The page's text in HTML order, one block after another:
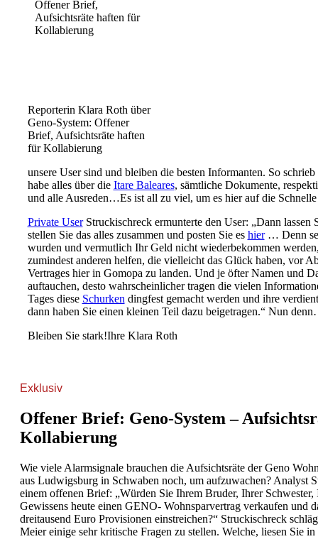
Reporterin Klara Roth über
Geno-System: Offener
Brief, Aufsichtsräte haften
für Kollabierung
unsere User sind und bleiben die besten Informanten. So
habe alles über die Itare Baleares, sämtliche Dokumente,
und alle Ausreden…Es ist all zu viel, um es hier auf die Schnelle
Private UserStruckischreck ermunterte den User: „Dann lassen
stellen Sie das alles zusammen und posten Sie es hier… Denn
wurden und vermutlich Ihr Geld nicht wiederbekommen
zumindest anderen helfen, die vielleicht das Glück haben, vor
Vertrages hier in Gomopa zu landen. Und je öfter Namen und
auftauchen, desto wahrscheinlicher tragen die vielen
Tages diese Schurken dingfest gemacht werden und ihre
dann haben Sie einen kleinen Teil dazu beigetragen.“ Nun
Bleiben Sie stark!Ihre Klara Roth
Exklusiv
Offener Brief: Geno-System –
Kollabierung
Wie viele Alarmsignale brauchen die Aufsichtsräte der Geno
aus Ludwigsburg in Schwaben noch, um aufzuwachen? Analyst
einem offenen Brief: „Würden Sie Ihrem Bruder, Ihrer Schwester,
Gewissens heute einen GENO- Wohnsparvertrag verkaufen und
dreitausend Euro Provisionen einstreichen?“ Struckischreck
Meier einige sehr kritische Fragen zu stellen. Welche, liesen Sie